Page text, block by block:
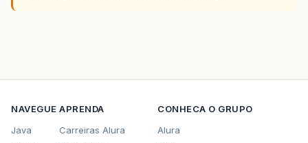
NAVEGUE
Java
APRENDA
Carreiras Alura
CONHECA O GRUPO
Alura